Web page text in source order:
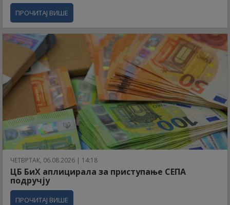
ПРОЧИТАЈ ВИШЕ
ЧЕТВРТАК, 06.08.2026 | 14:18
ЦБ БиХ аплицирала за приступање СЕПА
подручју
ПРОЧИТАЈ ВИШЕ